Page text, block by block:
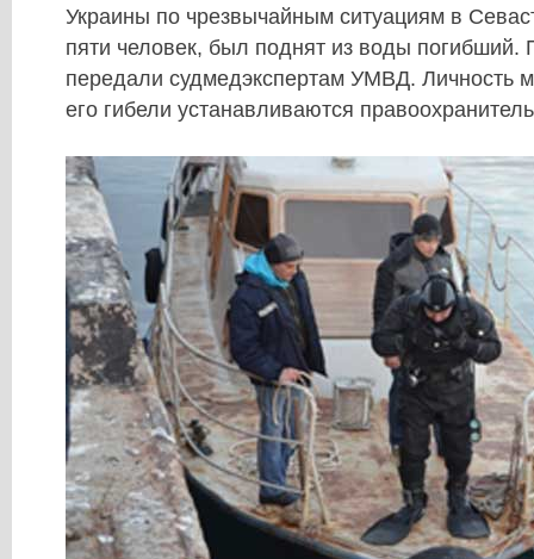
Украины по чрезвычайным ситуациям в
пяти человек, был поднят из воды погибший.
передали судмедэкспертам УМВД. Личность
его гибели устанавливаются